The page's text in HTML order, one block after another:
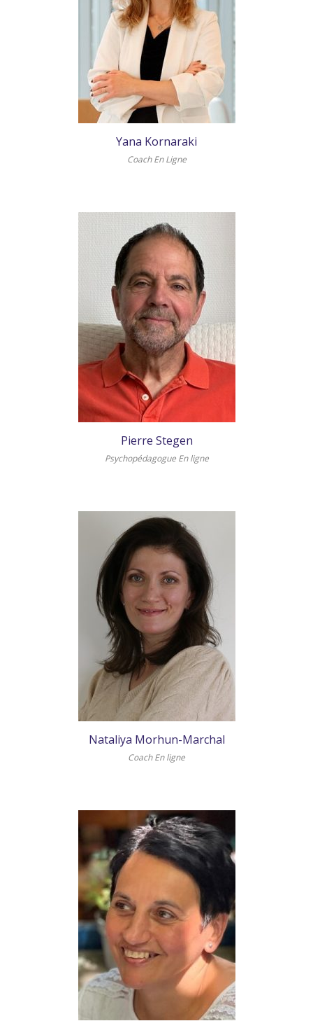
Yana Kornaraki
Coach En Ligne
Pierre Stegen
Psychopédagogue En ligne
Nataliya Morhun-Marchal
Coach En ligne